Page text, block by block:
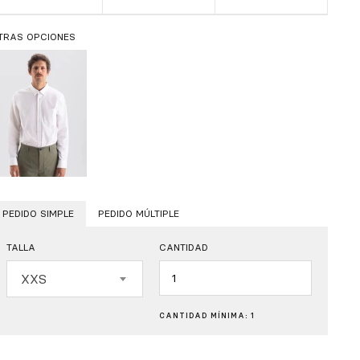
OPCIONES
PEDIDO SIMPLE PEDIDO MÚLTIPLE
TALLA
XXS
CANTIDAD
CANTIDAD MÍNIMA: 1